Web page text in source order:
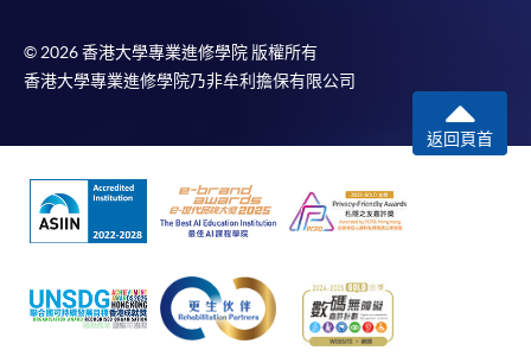
選用網上報名服務必須在已接駁互聯網及支援
JavaScript程式瀏覽器的電腦上進行。建議選用
Google Chrome瀏覽器。
申請人不應閒置申請超過10分鐘。否則，申請人
必須重新開始整個申請程序。
網上報名只支援「提早報讀優惠」。如需享用其他
報讀優惠，請親臨學院的報名中心報名。
在網上報名過程中，由於提交課程申請和付款在系
統處理上為兩個不同的程序，成功付款並不保證成
© 2026 香港大學專業進修學院 版權所有
香港大學專業進修學院乃非牟利擔保有限公司
返回頁首